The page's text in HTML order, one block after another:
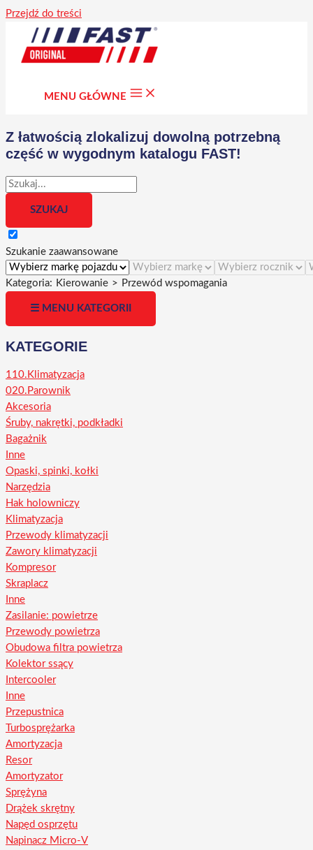
Przejdź do treści
MENU GŁÓWNE
Z łatwością zlokalizuj dowolną potrzebną
część w wygodnym katalogu FAST!
Szukanie zaawansowane
Kategoria: Kierowanie > Przewód wspomagania
☰ MENU KATEGORII
KATEGORIE
110.Klimatyzacja
020.Parownik
Akcesoria
Śruby, nakrętki, podkładki
Bagażnik
Inne
Opaski, spinki, kołki
Narzędzia
Hak holowniczy
Klimatyzacja
Przewody klimatyzacji
Zawory klimatyzacji
Kompresor
Skraplacz
Inne
Zasilanie: powietrze
Przewody powietrza
Obudowa filtra powietrza
Kolektor ssący
Intercooler
Inne
Przepustnica
Turbosprężarka
Amortyzacja
Resor
Amortyzator
Sprężyna
Drążek skrętny
Napęd osprzętu
Napinacz Micro-V